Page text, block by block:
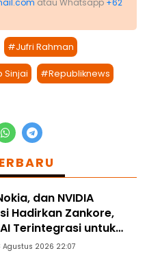
#Jufri Rahman
Sinjai #Republiknews
dan NVIDIA
Hadirkan Zankore,
Terintegrasi untuk
Agustus 2026 22:07